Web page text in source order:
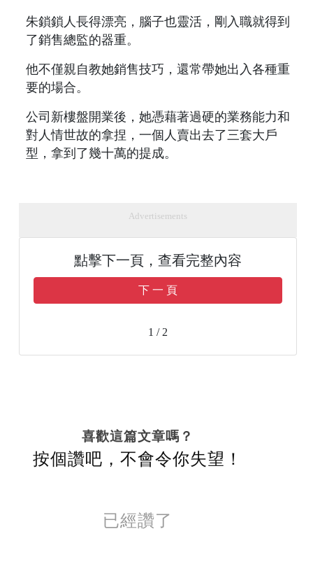
朱鎖鎖人長得漂亮，腦子也靈活，剛入職就得到
了銷售總監的器重。
他不僅親自教她銷售技巧，還常帶她出入各種重
要的場合。
公司新樓盤開業後，她憑藉著過硬的業務能力和
對人情世故的拿捏，一個人賣出去了三套大戶
型，拿到了幾十萬的提成。
Advertisements
點擊下一頁，查看完整內容
下 一 頁
1 / 2
喜歡這篇文章嗎？
按個讚吧，不會令你失望！
已經讚了